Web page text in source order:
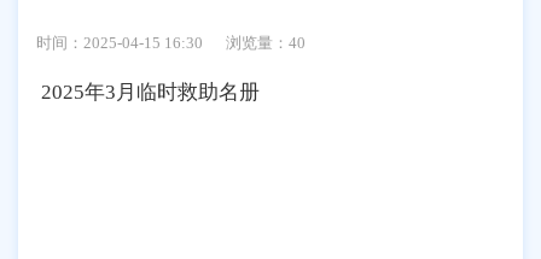
时间：2025-04-15 16:30 浏览量：40
2025年3月临时救助名册